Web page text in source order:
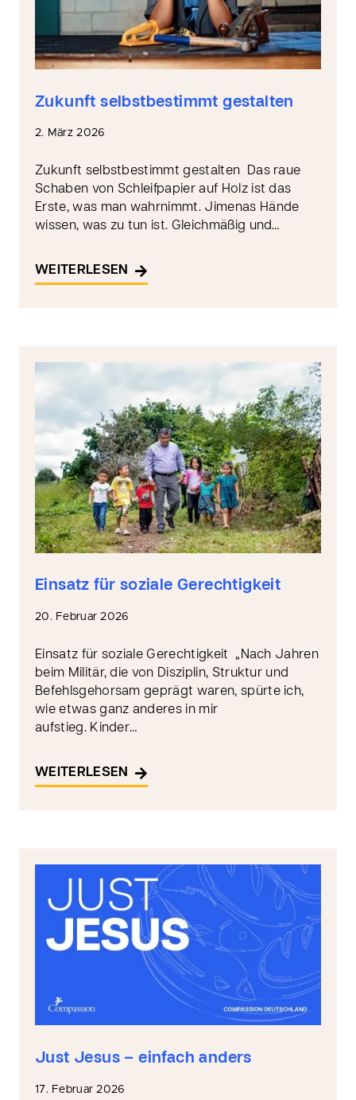
Zukunft selbstbestimmt gestalten
2. März 2026
Zukunft selbstbestimmt gestalten Das raue
Schaben von Schleifpapier auf Holz ist das
Erste, was man wahrnimmt. Jimenas Hände
wissen, was zu tun ist. Gleichmäßig und…
WEITERLESEN
Einsatz für soziale Gerechtigkeit
20. Februar 2026
Einsatz für soziale Gerechtigkeit „Nach Jahren
beim Militär, die von Disziplin, Struktur und
Befehlsgehorsam geprägt waren, spürte ich,
wie etwas ganz anderes in mir
aufstieg. Kinder…
WEITERLESEN
Just Jesus – einfach anders
17. Februar 2026